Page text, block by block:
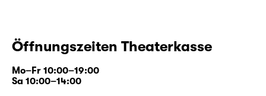
Öffnungszeiten Theaterkasse
Mo–Fr 10:00–19:00
Sa 10:00–14:00